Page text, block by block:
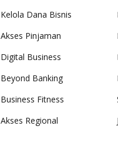
Kelola Dana Bisnis
Akses Pinjaman
Digital Business
Beyond Banking
Business Fitness
Akses Regional